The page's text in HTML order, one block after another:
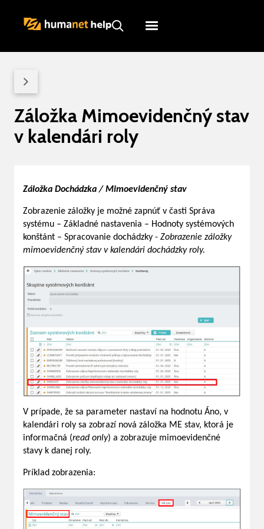
Humanet
Záložka Mimoevidenčný stav
v kalendári roly
Záložka Dochádzka / Mimoevidenčný stav
Zobrazenie záložky je možné zapnúť v časti Správa
systému – Základné nastavenia – Hodnoty systémových
konštánt – Spracovanie dochádzky - Zobrazenie záložky
mimoevidenčný stav v kalendári dochádzky roly.
V prípade, že sa parameter nastaví na hodnotu Áno, v
kalendári roly sa zobrazí nová záložka ME stav, ktorá je
informačná (read only) a zobrazuje mimoevidenčné
stavy k danej roly.
Príklad zobrazenia: